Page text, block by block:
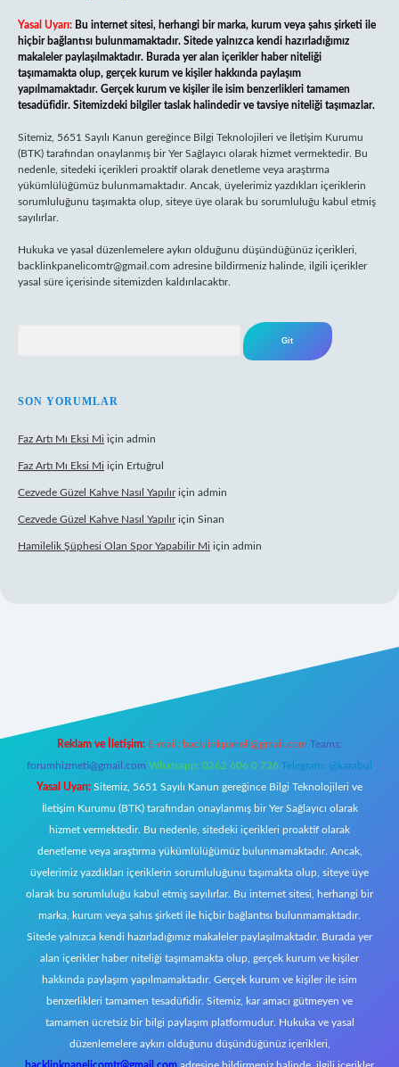
Yasal Uyarı: Bu internet sitesi, herhangi bir marka, kurum veya şahıs şirketi ile
hiçbir bağlantısı bulunmamaktadır. Sitede yalnızca kendi hazırladığımız
makaleler paylaşılmaktadır. Burada yer alan içerikler haber niteliği
taşımamakta olup, gerçek kurum ve kişiler hakkında paylaşım
yapılmamaktadır. Gerçek kurum ve kişiler ile isim benzerlikleri tamamen
tesadüfidir. Sitemizdeki bilgiler taslak halindedir ve tavsiye niteliği taşımazlar.
Sitemiz, 5651 Sayılı Kanun gereğince Bilgi Teknolojileri ve İletişim Kurumu
(BTK) tarafından onaylanmış bir Yer Sağlayıcı olarak hizmet vermektedir. Bu
nedenle, sitedeki içerikleri proaktif olarak denetleme veya araştırma
yükümlülüğümüz bulunmamaktadır. Ancak, üyelerimiz yazdıkları içeriklerin
sorumluluğunu taşımakta olup, siteye üye olarak bu sorumluluğu kabul etmiş
sayılırlar.
Hukuka ve yasal düzenlemelere aykırı olduğunu düşündüğünüz içerikleri,
backlinkpanelicomtr@gmail.com adresine bildirmeniz halinde, ilgili içerikler
yasal süre içerisinde sitemizden kaldırılacaktır.
SON YORUMLAR
Faz Artı Mı Eksi Mi için admin
Faz Artı Mı Eksi Mi için Ertuğrul
Cezvede Güzel Kahve Nasıl Yapılıriçin admin
Cezvede Güzel Kahve Nasıl Yapılıriçin Sinan
Hamilelik Şüphesi Olan Spor Yapabilir Mi için admin
betexper.xyz
Reklam ve İletişim: E-mail: backlinkpaneli@gmail.com Teams:
forumhizmeti@gmail.com Whatsapp: 0262 606 0 726 Telegram: @karabul
Yasal Uyarı: Sitemiz, 5651 Sayılı Kanun gereğince Bilgi Teknolojileri ve
İletişim Kurumu (BTK) tarafından onaylanmış bir Yer Sağlayıcı olarak
hizmet vermektedir. Bu nedenle, sitedeki içerikleri proaktif olarak
denetleme veya araştırma yükümlülüğümüz bulunmamaktadır. Ancak,
üyelerimiz yazdıkları içeriklerin sorumluluğunu taşımakta olup, siteye üye
olarak bu sorumluluğu kabul etmiş sayılırlar. Bu internet sitesi, herhangi bir
marka, kurum veya şahıs şirketi ile hiçbir bağlantısı bulunmamaktadır.
Sitede yalnızca kendi hazırladığımız makaleler paylaşılmaktadır. Burada yer
alan içerikler haber niteliği taşımamakta olup, gerçek kurum ve kişiler
hakkında paylaşım yapılmamaktadır. Gerçek kurum ve kişiler ile isim
benzerlikleri tamamen tesadüfidir. Sitemiz, kar amacı gütmeyen ve
tamamen ücretsiz bir bilgi paylaşım platformudur. Hukuka ve yasal
düzenlemelere aykırı olduğunu düşündüğünüz içerikleri,